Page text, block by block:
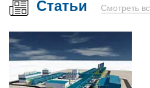
Статьи Смотреть